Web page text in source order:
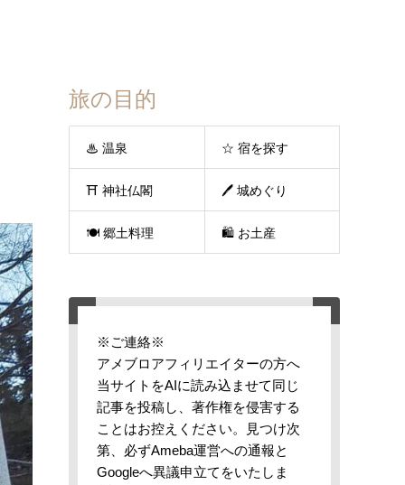
旅の目的
♨ 温泉 ☆ 宿を探す
⛩ 神社仏閣 🖊 城めぐり
🍽 郷土料理 🛍 お土産
※ご連絡※
アメブロアフィリエイターの方へ
当サイトをAIに読み込ませて同じ
記事を投稿し、著作権を侵害する
ことはお控えください。見つけ次
第、必ずAmeba運営への通報と
Googleへ異議申立てをいたしま